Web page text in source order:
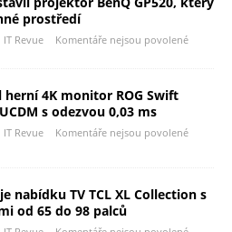
prostředí
IT Revue Komentáře nejsou povolené
herní 4K monitor ROG Swift
s odezvou 0,03 ms
IT Revue Komentáře nejsou povolené
nabídku TV TCL XL Collection s
od 65 do 98 palců